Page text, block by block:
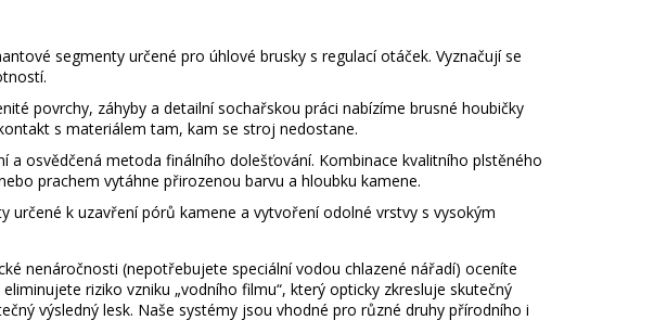
k
v
ý
i
s
u
segmenty určené pro úhlové brusky s regulací otáček. Vyznačují se
povrchy, záhyby a detailní sochařskou práci nabízíme brusné houbičky
s materiálem tam, kam se stroj nedostane.
a osvědčená metoda finálního dolešťování. Kombinace kvalitního plstěného
prachem vytáhne přirozenou barvu a hloubku kamene.
určené k uzavření pórů kamene a vytvoření odolné vrstvy s vysokým
nenáročnosti (nepotřebujete speciální vodou chlazené nářadí) oceníte
riziko vzniku „vodního filmu“, který opticky zkresluje skutečný
výsledný lesk. Naše systémy jsou vhodné pro různé druhy přírodního i